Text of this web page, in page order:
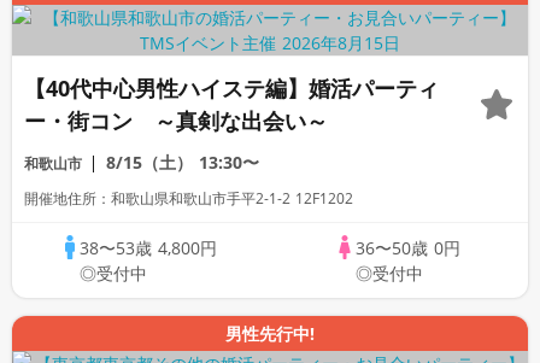
【40代中心男性ハイステ編】婚活パーティ
ー・街コン ～真剣な出会い～
和歌山市 8/15（土） 13:30〜
開催地住所：和歌山県和歌山市手平2-1-2 12F1202
38〜53歳 4,800円
◎受付中
36〜50歳 0円
◎受付中
男性先行中!